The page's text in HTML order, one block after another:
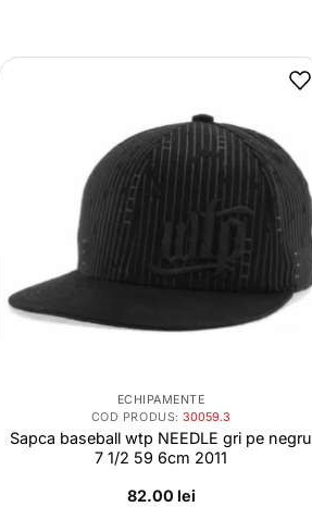
ECHIPAMENTE
COD PRODUS:30059.3
Sapca baseball wtp NEEDLE gri pe negru
7 1/2 59 6cm 2011
82.00 lei